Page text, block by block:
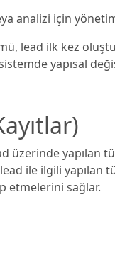
analizi için
lead ilk kez
yapısal
üzerinde yapılan
ile ilgili
etmelerini sağlar.